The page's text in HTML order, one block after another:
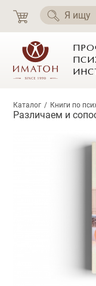
Каталог Книги по
Различаем и